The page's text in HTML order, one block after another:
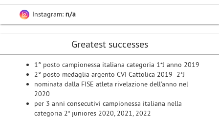
Instagram: n/a
Greatest successes
1° posto campionessa italiana categoria 1*J anno 2019
2° posto medaglia argento CVI Cattolica 2019 2*J
nominata dalla FISE atleta rivelazione dell'anno nel
2020
per 3 anni consecutivi campionessa italiana nella
categoria 2* juniores 2020, 2021, 2022